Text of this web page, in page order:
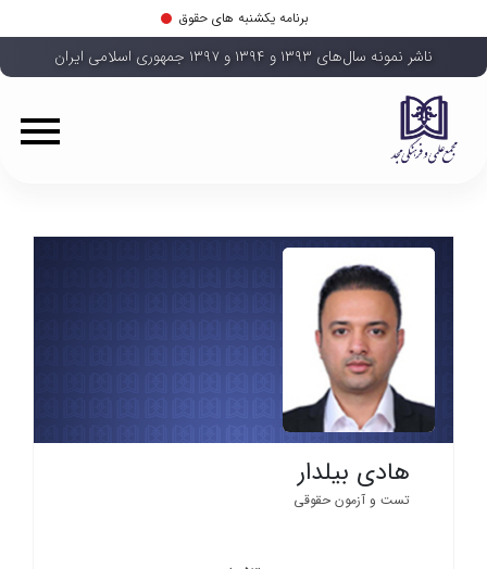
برنامه یکشنبه های حقوق
ناشر نمونه سال‌های ۱۳۹۳ و ۱۳۹۴ و ۱۳۹۷ جمهوری اسلامی ایران
هادی بیلدار
تست و آزمون حقوقی